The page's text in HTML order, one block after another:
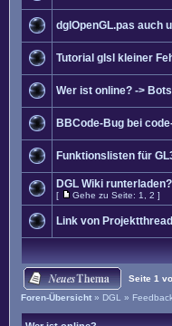
dglOpenGL.pas auch
Tutorial glsl kleiner
Wer ist online? -> Bots
BBCode-Bug bei
Funktionslisten für
DGL Wiki runterladen?
[ Gehe zu Seite: 1 2 ]
Link von
Seite 1
Foren-Übersicht » DGL »